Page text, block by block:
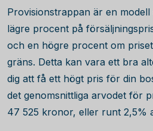
Provisionstrappan är en
lägre procent på
och en högre procent om
gräns. Detta kan vara ett bra
dig att få ett högt pris för din
det genomsnittliga arvodet för
47 525 kronor, eller runt 2,5%